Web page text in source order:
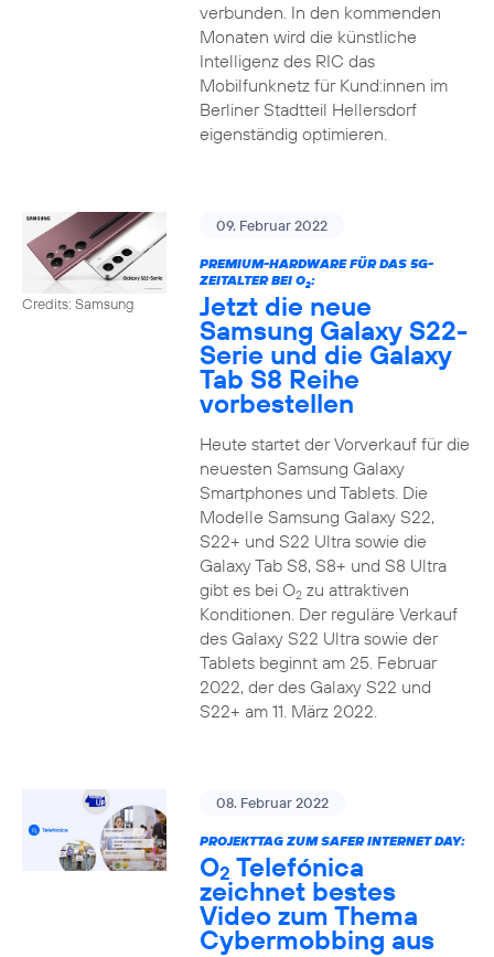
verbunden. In den kommenden
Monaten wird die künstliche
Intelligenz des RIC das
Mobilfunknetz für Kund:innen im
Berliner Stadtteil Hellersdorf
eigenständig optimieren.
Credits: Samsung
09. Februar 2022
PREMIUM-HARDWARE FÜR DAS 5G-
ZEITALTER BEI O2:
Jetzt die neue
Samsung Galaxy S22-
Serie und die Galaxy
Tab S8 Reihe
vorbestellen
Heute startet der Vorverkauf für die
neuesten Samsung Galaxy
Smartphones und Tablets. Die
Modelle Samsung Galaxy S22,
S22+ und S22 Ultra sowie die
Galaxy Tab S8, S8+ und S8 Ultra
gibt es bei O2zu attraktiven
Konditionen. Der reguläre Verkauf
des Galaxy S22 Ultra sowie der
Tablets beginnt am 25. Februar
2022, der des Galaxy S22 und
S22+ am 11. März 2022.
08. Februar 2022
PROJEKTTAG ZUM SAFER INTERNET DAY:
O2 Telefónica
zeichnet bestes
Video zum Thema
Cybermobbing aus